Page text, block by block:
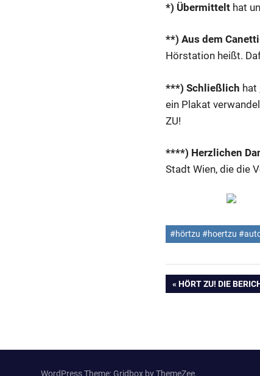
*) Übermittelt hat
**) Aus dem
Hörstation heißt.
***) Schließlich hat
ein Plakat
ZU!
****) Herzlichen
Stadt Wien, die die
#hörtzu #hoertzu
VORHERIGER
HÖRT ZU! DIE
WordPress Theme: Gridbox by ThemeZee.